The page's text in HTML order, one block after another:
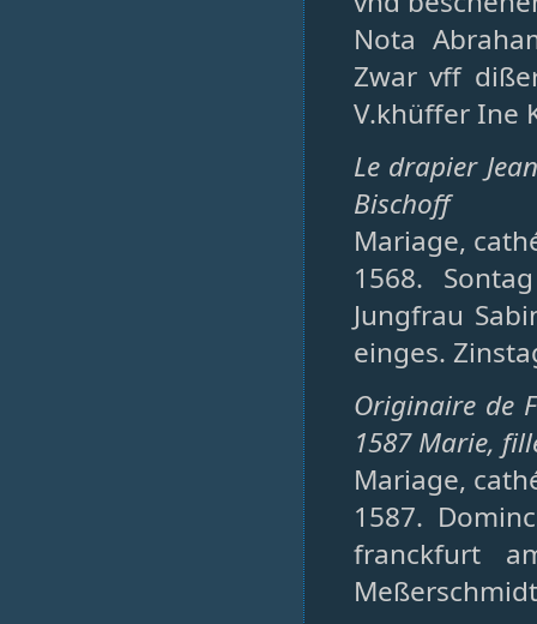
Nota
Zwar vff
V.khüffer Ine
Le drapier
Bischoff
Mariage,
1568.
Jungfrau
einges.
Originaire de
1587 Marie,
Mariage,
1587.
franckfurt